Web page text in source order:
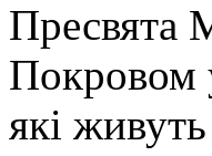
Пресвята
Покровом
які